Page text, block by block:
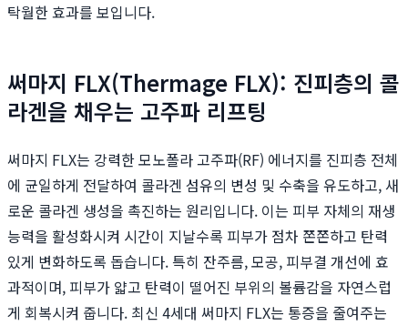
탁월한 효과를 보입니다.
써마지 FLX(Thermage FLX): 진피층의 콜
라겐을 채우는 고주파 리프팅
써마지 FLX는 강력한 모노폴라 고주파(RF) 에너지를 진피층 전체
에 균일하게 전달하여 콜라겐 섬유의 변성 및 수축을 유도하고, 새
로운 콜라겐 생성을 촉진하는 원리입니다. 이는 피부 자체의 재생
능력을 활성화시켜 시간이 지날수록 피부가 점차 쫀쫀하고 탄력
있게 변화하도록 돕습니다. 특히 잔주름, 모공, 피부결 개선에 효
과적이며, 피부가 얇고 탄력이 떨어진 부위의 볼륨감을 자연스럽
게 회복시켜 줍니다. 최신 4세대 써마지 FLX는 통증을 줄여주는